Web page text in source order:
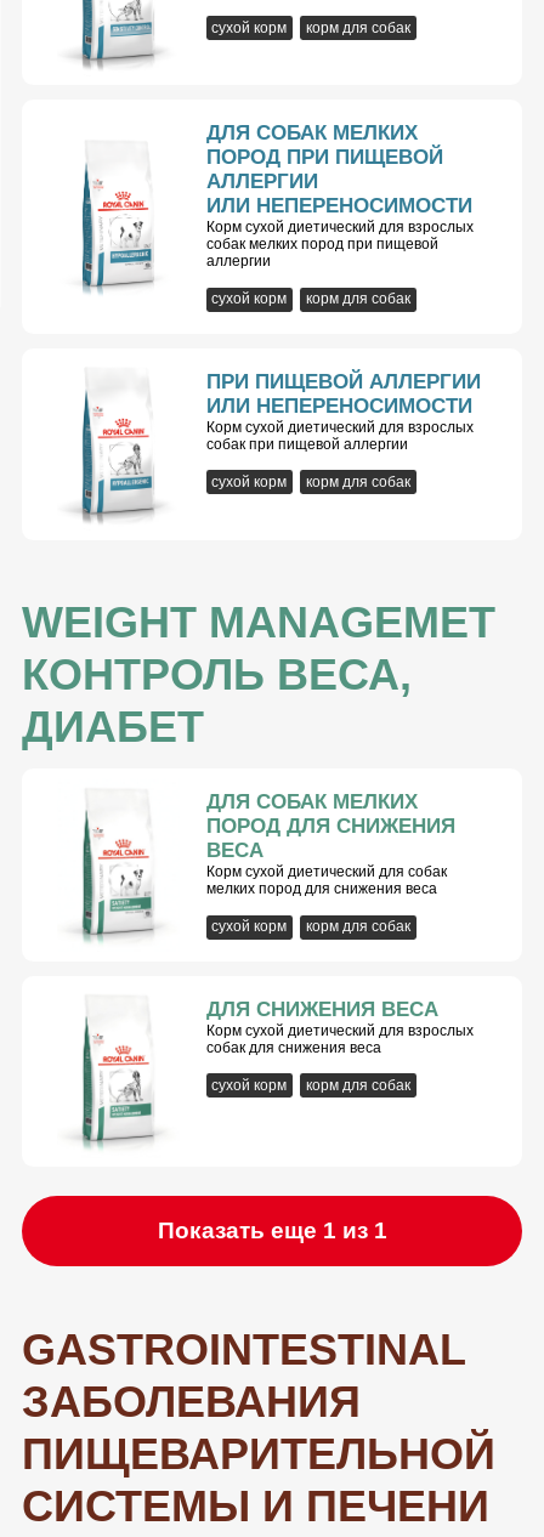
сухой корм корм для собак
ДЛЯ СОБАК МЕЛКИХ
ПОРОД ПРИ ПИЩЕВОЙ
АЛЛЕРГИИ
ИЛИ НЕПЕРЕНОСИМОСТИ
Корм сухой диетический для взрослых
собак мелких пород при пищевой
аллергии
сухой корм корм для собак
ПРИ ПИЩЕВОЙ АЛЛЕРГИИ
ИЛИ НЕПЕРЕНОСИМОСТИ
Корм сухой диетический для взрослых
собак при пищевой аллергии
сухой корм корм для собак
WEIGHT MANAGEMET
КОНТРОЛЬ ВЕСА,
ДИАБЕТ
ДЛЯ СОБАК МЕЛКИХ
ПОРОД ДЛЯ СНИЖЕНИЯ
ВЕСА
Корм сухой диетический для собак
мелких пород для снижения веса
сухой корм корм для собак
ДЛЯ СНИЖЕНИЯ ВЕСА
Корм сухой диетический для взрослых
собак для снижения веса
сухой корм корм для собак
Показать еще 1 из 1
GASTROINTESTINAL
ЗАБОЛЕВАНИЯ
ПИЩЕВАРИТЕЛЬНОЙ
СИСТЕМЫ И ПЕЧЕНИ